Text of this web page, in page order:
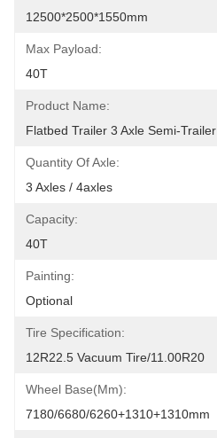
12500*2500*1550mm
Max Payload:
40T
Product Name:
Flatbed Trailer 3 Axle Semi-Trailer
Quantity Of Axle:
3 Axles / 4axles
Capacity:
40T
Painting:
Optional
Tire Specification:
12R22.5 Vacuum Tire/11.00R20
Wheel Base(mm):
7180/6680/6260+1310+1310mm